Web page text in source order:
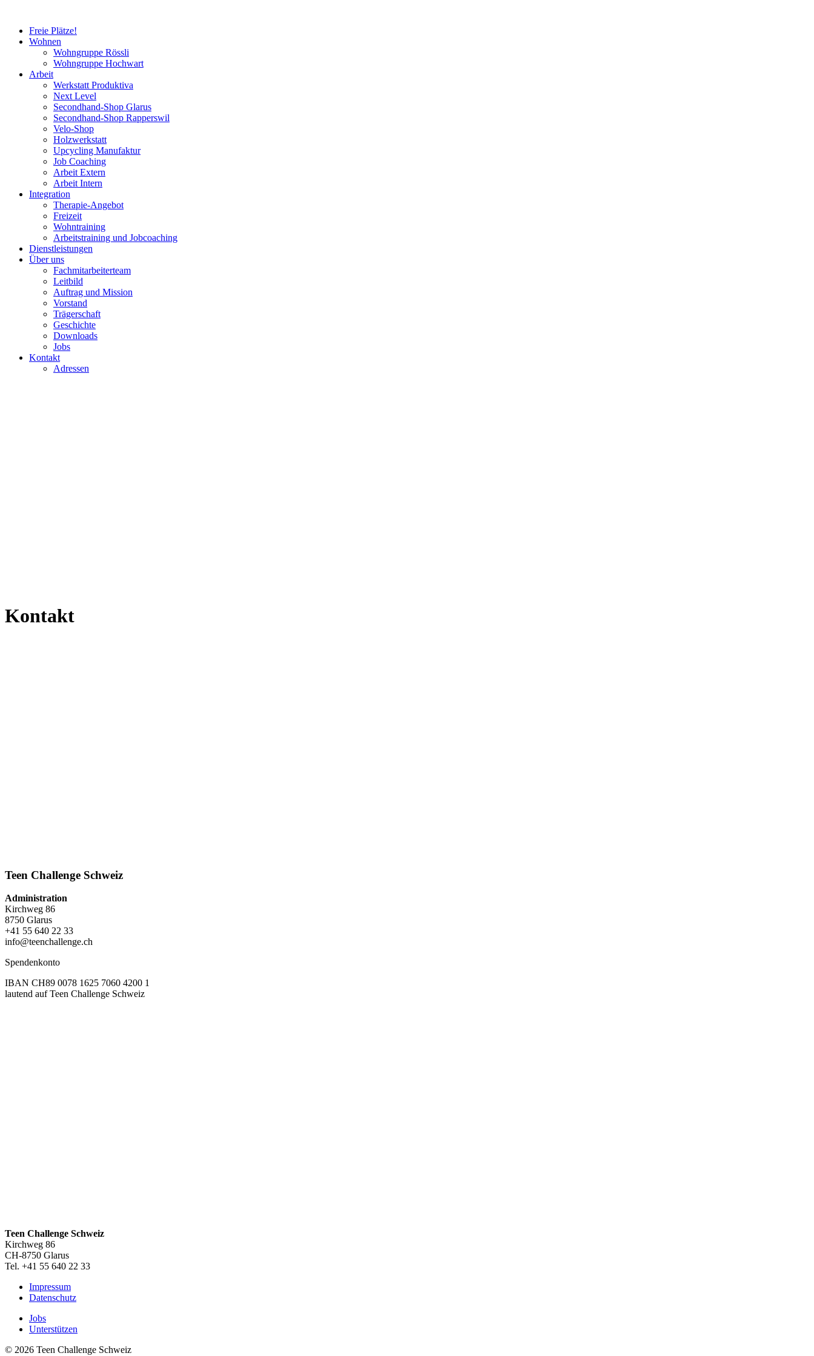
Freie Plätze!
Wohnen
Wohngruppe Rössli
Wohngruppe Hochwart
Arbeit
Werkstatt Produktiva
Next Level
Secondhand-Shop Glarus
Secondhand-Shop Rapperswil
Velo-Shop
Holzwerkstatt
Upcycling Manufaktur
Job Coaching
Arbeit Extern
Arbeit Intern
Integration
Therapie-Angebot
Freizeit
Wohntraining
Arbeitstraining und Jobcoaching
Dienstleistungen
Über uns
Fachmitarbeiterteam
Leitbild
Auftrag und Mission
Vorstand
Trägerschaft
Geschichte
Downloads
Jobs
Kontakt
Adressen
Kontakt
Teen Challenge Schweiz
Administration
Kirchweg 86
8750 Glarus
+41 55 640 22 33
info@teenchallenge.ch
Spendenkonto
IBAN CH89 0078 1625 7060 4200 1
lautend auf Teen Challenge Schweiz
Teen Challenge Schweiz
Kirchweg 86
CH-8750 Glarus
Tel. +41 55 640 22 33
Impressum
Datenschutz
Jobs
Unterstützen
© 2026 Teen Challenge Schweiz